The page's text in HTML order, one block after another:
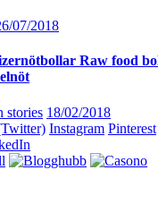
07/2018
Raw food
stories 18/02/2018
Instagram Pinterest